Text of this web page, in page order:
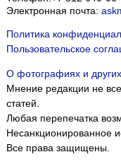
Электронная почта:
Политика
Пользовательское
О фотографиях и
Мнение редакции не
статей.
Любая перепечатка
Несанкционированное
Все права защищены.